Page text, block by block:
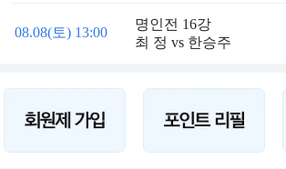
08.08(토) 13:00
명인전 16강
최 정 vs 한승주